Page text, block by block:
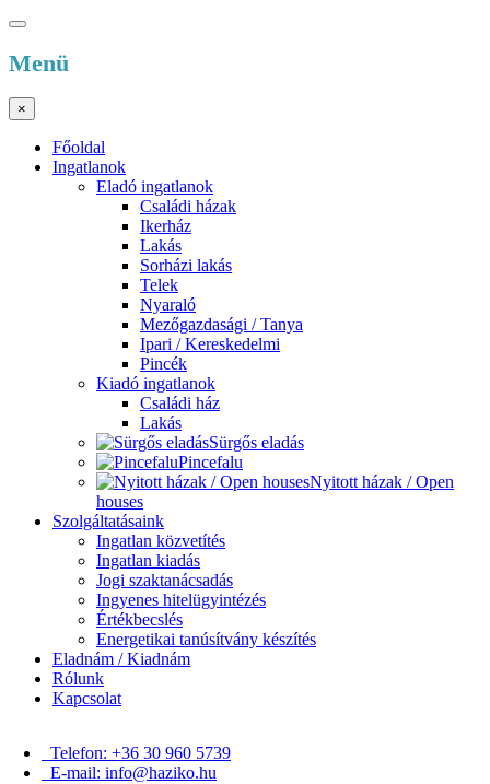
Menü
×
Főoldal
Ingatlanok
Eladó ingatlanok
Családi házak
Ikerház
Lakás
Sorházi lakás
Telek
Nyaraló
Mezőgazdasági / Tanya
Ipari / Kereskedelmi
Pincék
Kiadó ingatlanok
Családi ház
Lakás
Sürgős eladás
Pincefalu
Nyitott házak / Open
houses
Szolgáltatásaink
Ingatlan közvetítés
Ingatlan kiadás
Jogi szaktanácsadás
Ingyenes hitelügyintézés
Értékbecslés
Energetikai tanúsítvány készítés
Eladnám / Kiadnám
Rólunk
Kapcsolat
Telefon: +36 30 960 5739
E-mail: info@haziko.hu